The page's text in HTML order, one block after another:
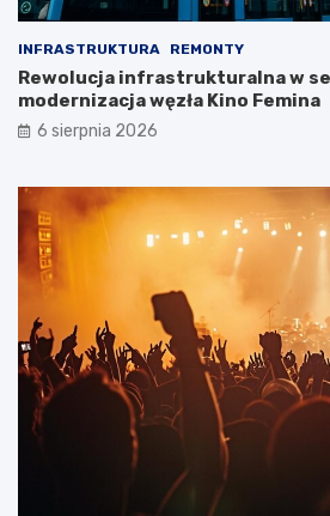
INFRASTRUKTURA REMONTY
Rewolucja infrastrukturalna w
modernizacja węzła Kino Femina
6 sierpnia 2026